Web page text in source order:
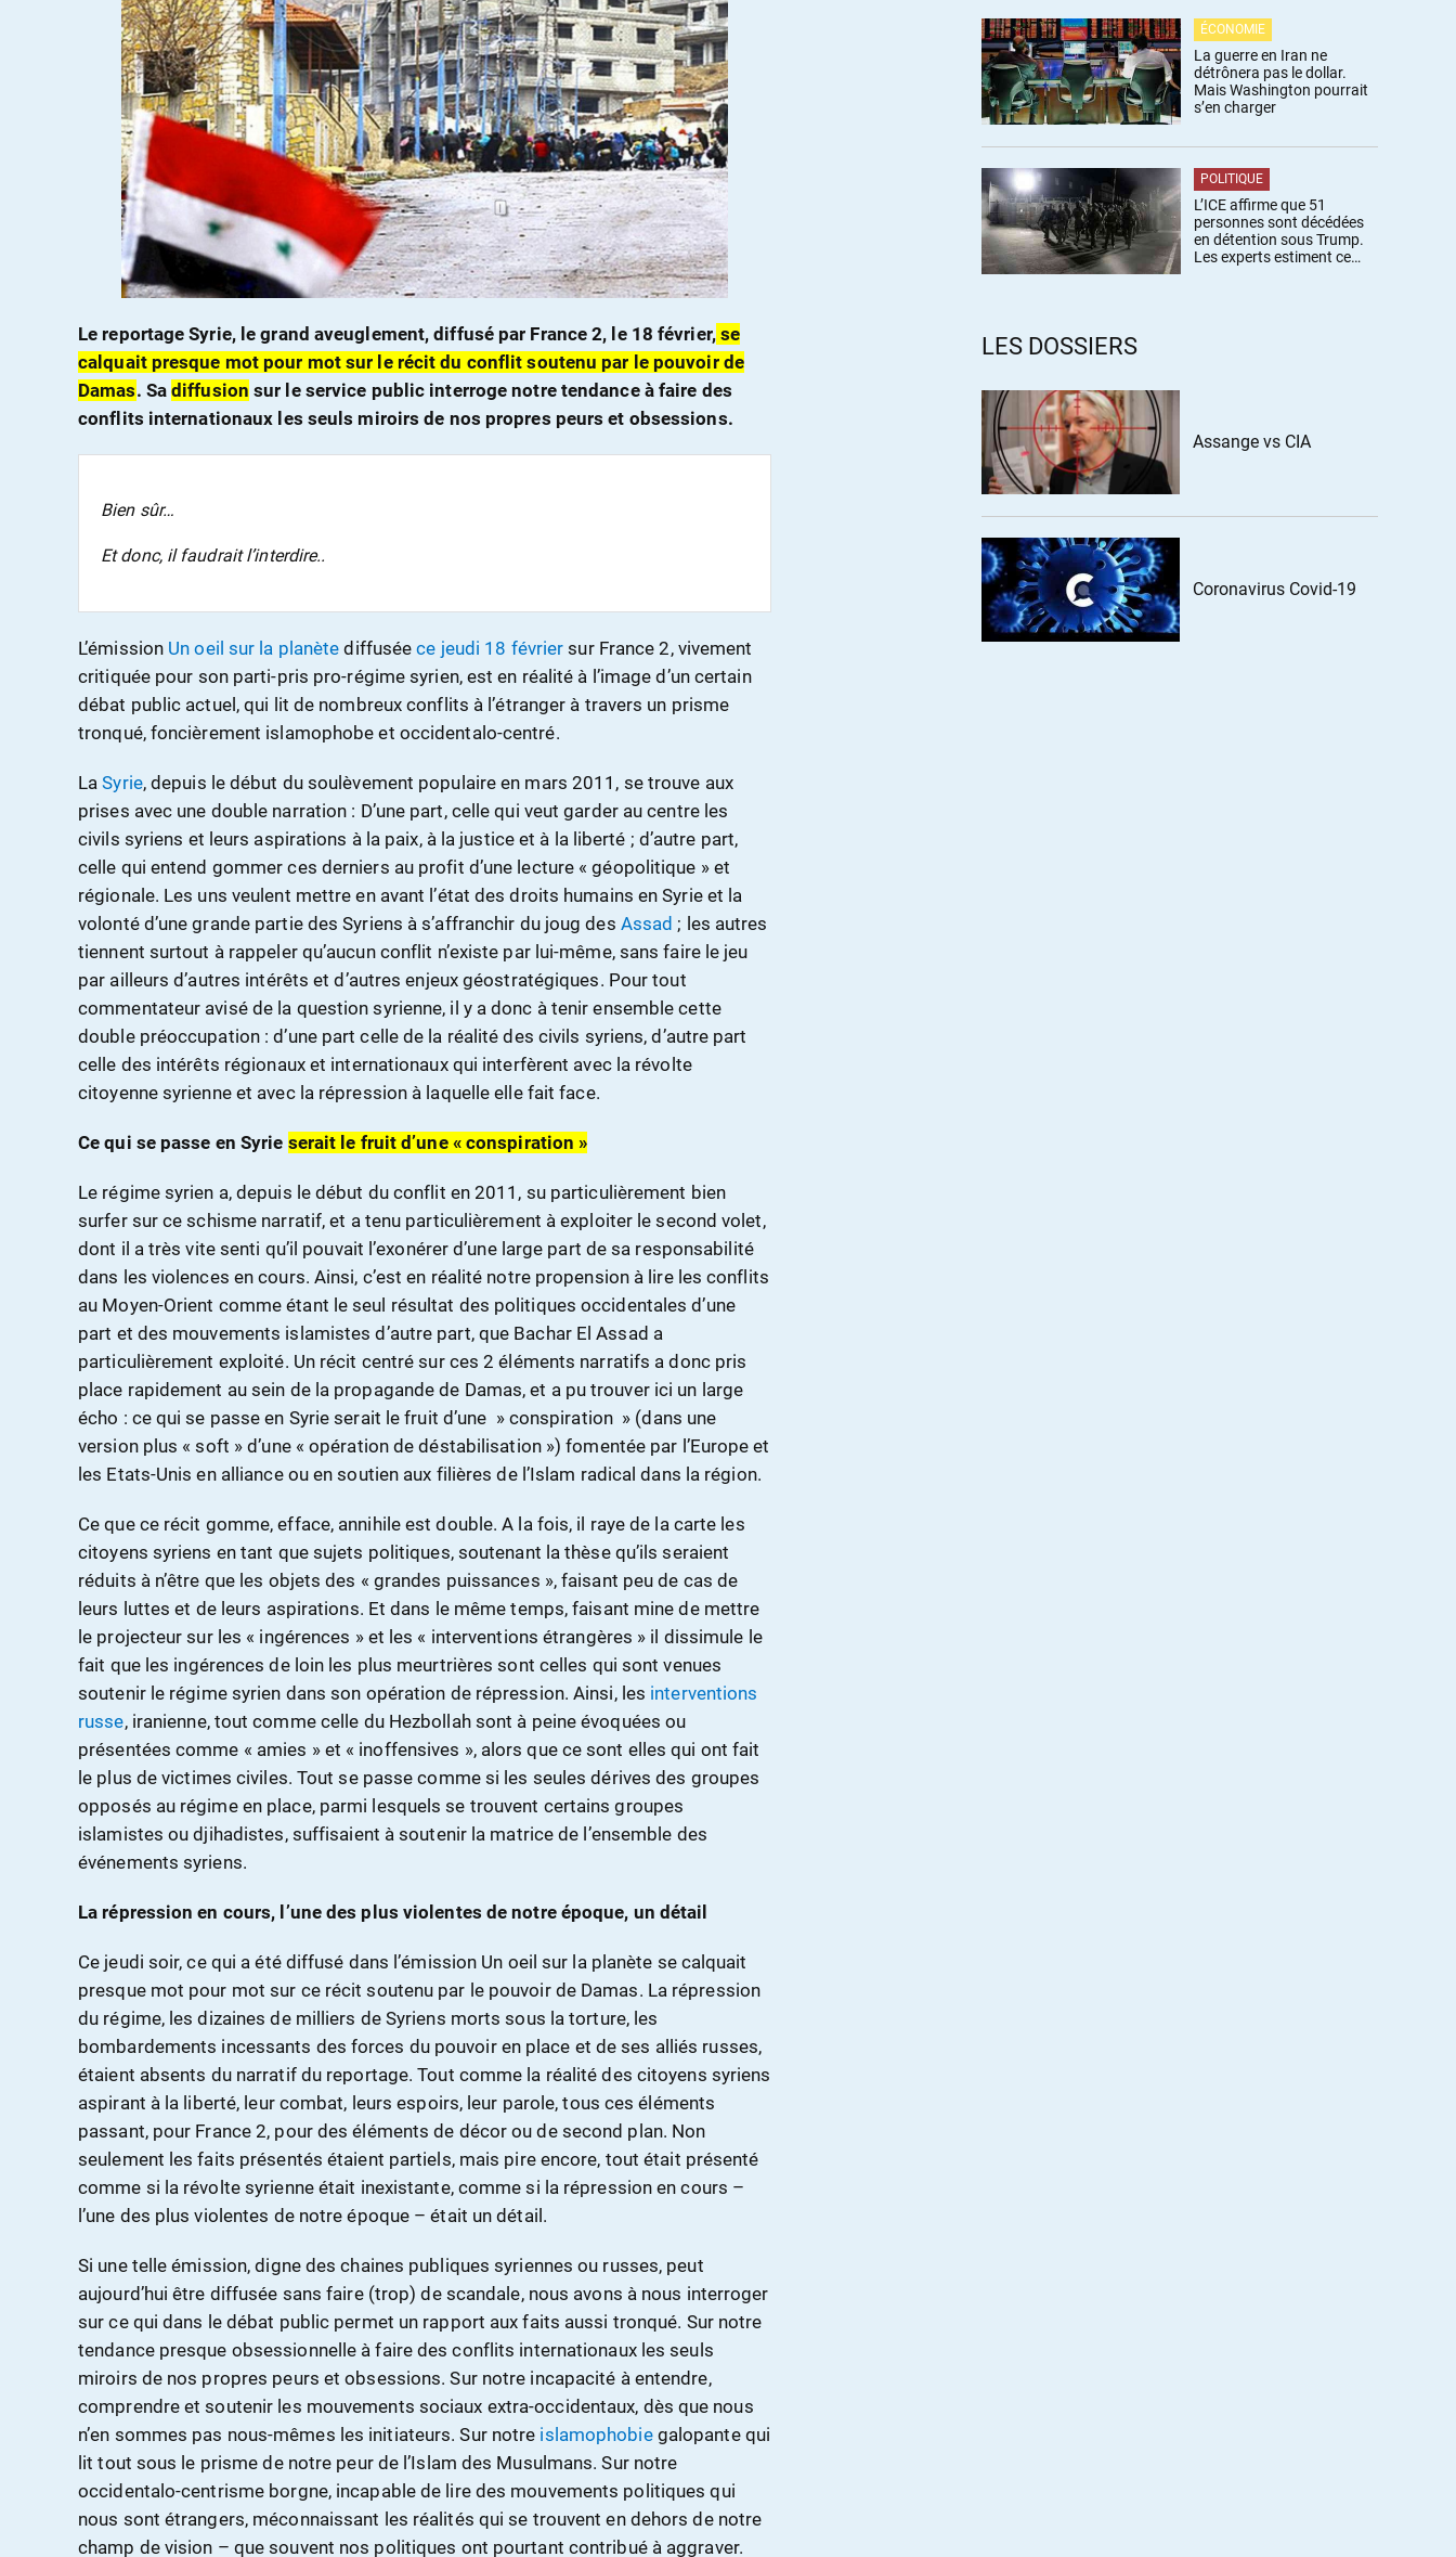
Le reportage Syrie, le grand aveuglement, diffusé par France 2, le 18 février,se
calquait presque mot pour mot sur le récit du conflit soutenu par le pouvoir de
Damas. Sa diffusion sur le service public interroge notre tendance à faire des
conflits internationaux les seuls miroirs de nos propres peurs et obsessions.
Bien sûr…
Et donc, il faudrait l’interdire..
L’émission Un oeil sur la planète diffuséece jeudi 18 février sur France 2, vivement
critiquée pour son parti-pris pro-régime syrien, est en réalité à l’image d’un certain
débat public actuel, qui lit de nombreux conflits à l’étranger à travers un prisme
tronqué, foncièrement islamophobe et occidentalo-centré.
LaSyrie, depuis le début du soulèvement populaire en mars 2011, se trouve aux
prises avec une double narration : D’une part, celle qui veut garder au centre les
civils syriens et leurs aspirations à la paix, à la justice et à la liberté ; d’autre part,
celle qui entend gommer ces derniers au profit d’une lecture « géopolitique » et
régionale. Les uns veulent mettre en avant l’état des droits humains en Syrie et la
volonté d’une grande partie des Syriens à s’affranchir du joug des Assad ; les autres
tiennent surtout à rappeler qu’aucun conflit n’existe par lui-même, sans faire le jeu
par ailleurs d’autres intérêts et d’autres enjeux géostratégiques. Pour tout
commentateur avisé de la question syrienne, il y a donc à tenir ensemble cette
double préoccupation : d’une part celle de la réalité des civils syriens, d’autre part
celle des intérêts régionaux et internationaux qui interfèrent avec la révolte
citoyenne syrienne et avec la répression à laquelle elle fait face.
Ce qui se passe en Syrie serait le fruit d’une « conspiration »
Le régime syrien a, depuis le début du conflit en 2011, su particulièrement bien
surfer sur ce schisme narratif, et a tenu particulièrement à exploiter le second volet,
dont il a très vite senti qu’il pouvait l’exonérer d’une large part de sa responsabilité
dans les violences en cours. Ainsi, c’est en réalité notre propension à lire les conflits
au Moyen-Orient comme étant le seul résultat des politiques occidentales d’une
part et des mouvements islamistes d’autre part, que Bachar El Assad a
particulièrement exploité. Un récit centré sur ces 2 éléments narratifs a donc pris
place rapidement au sein de la propagande de Damas, et a pu trouver ici un large
écho : ce qui se passe en Syrie serait le fruit d’une » conspiration » (dans une
version plus « soft » d’une « opération de déstabilisation ») fomentée par l’Europe et
les Etats-Unis en alliance ou en soutien aux filières de l’Islam radical dans la région.
Ce que ce récit gomme, efface, annihile est double. A la fois, il raye de la carte les
citoyens syriens en tant que sujets politiques, soutenant la thèse qu’ils seraient
réduits à n’être que les objets des « grandes puissances », faisant peu de cas de
leurs luttes et de leurs aspirations. Et dans le même temps, faisant mine de mettre
le projecteur sur les « ingérences » et les « interventions étrangères » il dissimule le
fait que les ingérences de loin les plus meurtrières sont celles qui sont venues
soutenir le régime syrien dans son opération de répression. Ainsi, les interventions
russe, iranienne, tout comme celle du Hezbollah sont à peine évoquées ou
présentées comme « amies » et « inoffensives », alors que ce sont elles qui ont fait
le plus de victimes civiles. Tout se passe comme si les seules dérives des groupes
opposés au régime en place, parmi lesquels se trouvent certains groupes
islamistes ou djihadistes, suffisaient à soutenir la matrice de l’ensemble des
événements syriens.
La répression en cours, l’une des plus violentes de notre époque, un détail
Ce jeudi soir, ce qui a été diffusé dans l’émission Un oeil sur la planète se calquait
presque mot pour mot sur ce récit soutenu par le pouvoir de Damas. La répression
du régime, les dizaines de milliers de Syriens morts sous la torture, les
bombardements incessants des forces du pouvoir en place et de ses alliés russes,
étaient absents du narratif du reportage. Tout comme la réalité des citoyens syriens
aspirant à la liberté, leur combat, leurs espoirs, leur parole, tous ces éléments
passant, pour France 2, pour des éléments de décor ou de second plan. Non
seulement les faits présentés étaient partiels, mais pire encore, tout était présenté
comme si la révolte syrienne était inexistante, comme si la répression en cours –
l’une des plus violentes de notre époque – était un détail.
Si une telle émission, digne des chaines publiques syriennes ou russes, peut
aujourd’hui être diffusée sans faire (trop) de scandale, nous avons à nous interroger
sur ce qui dans le débat public permet un rapport aux faits aussi tronqué. Sur notre
tendance presque obsessionnelle à faire des conflits internationaux les seuls
miroirs de nos propres peurs et obsessions. Sur notre incapacité à entendre,
comprendre et soutenir les mouvements sociaux extra-occidentaux, dès que nous
n’en sommes pas nous-mêmes les initiateurs. Sur notre islamophobiegalopante qui
lit tout sous le prisme de notre peur de l’Islam des Musulmans. Sur notre
occidentalo-centrisme borgne, incapable de lire des mouvements politiques qui
nous sont étrangers, méconnaissant les réalités qui se trouvent en dehors de notre
champ de vision – que souvent nos politiques ont pourtant contribué à aggraver.
ÉCONOMIE
La guerre en Iran ne
détrônera pas le dollar.
Mais Washington pourrait
s’en charger
POLITIQUE
L’ICE affirme que 51
personnes sont décédées
en détention sous Trump.
Les experts estiment ce
LES DOSSIERS
Assange vs CIA
Coronavirus Covid-19